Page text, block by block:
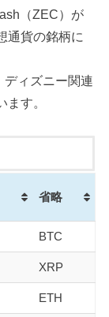
（ZEC）が
通貨の銘柄に
ディズニー関連
す。
省略
BTC
XRP
ETH